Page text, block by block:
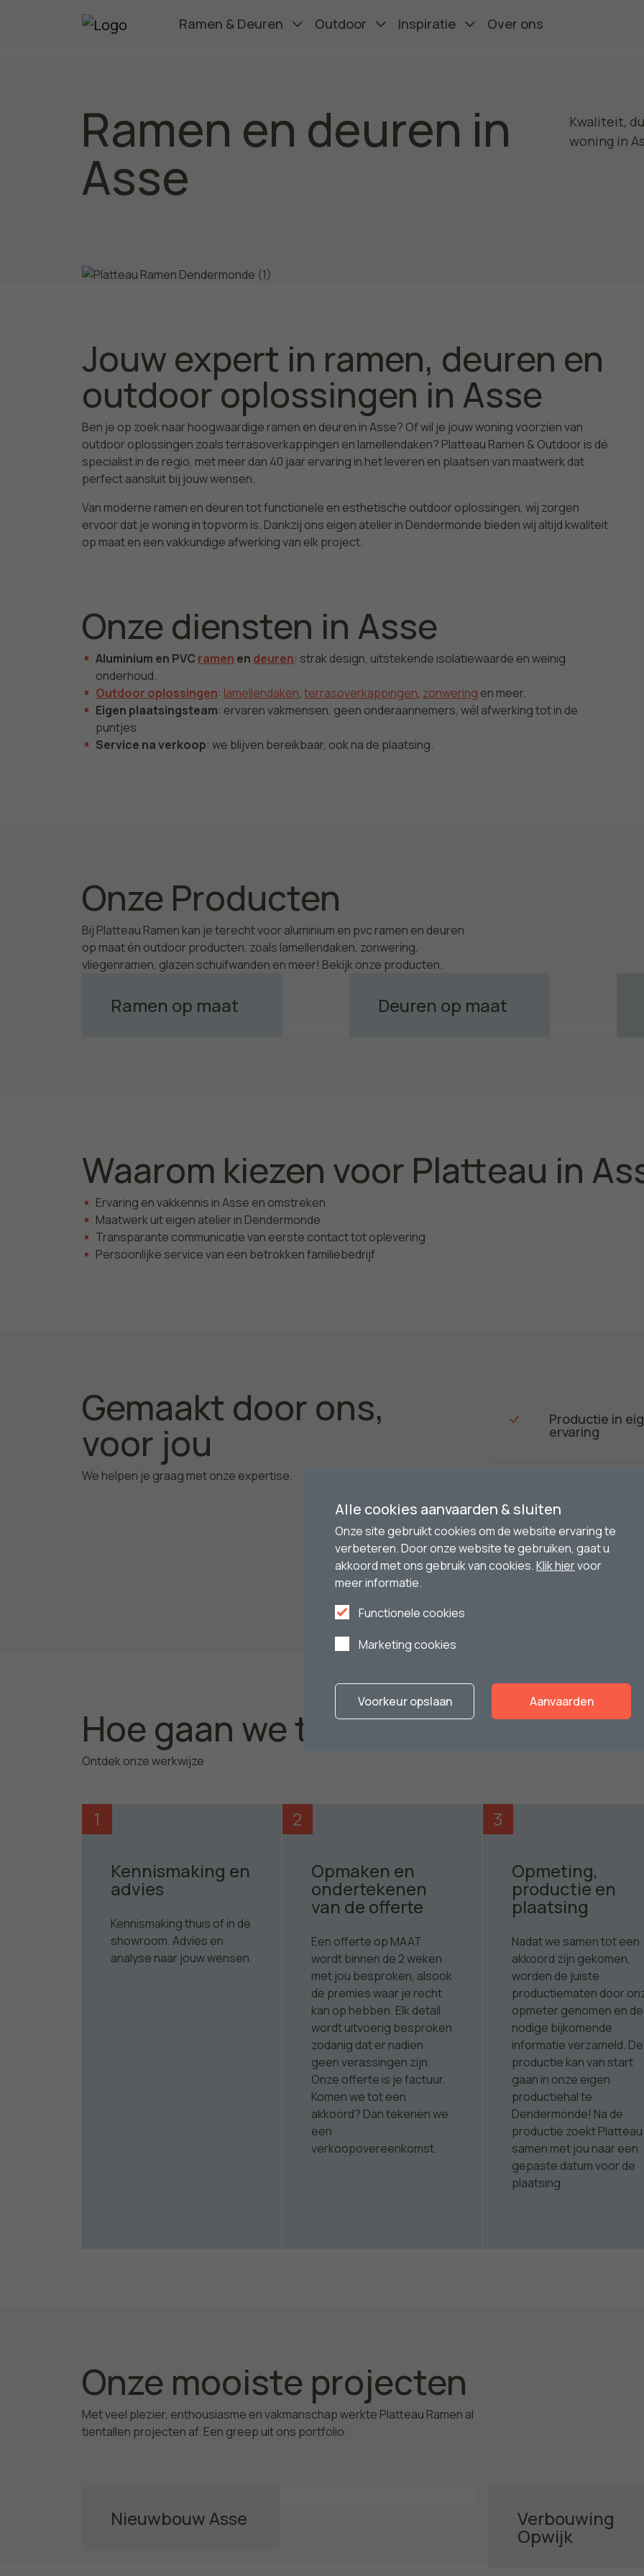
Ramen & Deuren Outdoor Inspiratie Over ons
Ramen en deuren in
Asse
Kwaliteit,
woning in
Jouw expert in ramen, deuren en
outdoor oplossingen in Asse
Ben je op zoek naar hoogwaardige ramen en deuren in Asse? Of wil je jouw woning voorzien van
outdoor oplossingen zoals terrasoverkappingen en lamellendaken? Platteau Ramen & Outdoor is dé
specialist in de regio, met meer dan 40 jaar ervaring in het leveren en plaatsen van maatwerk dat
perfect aansluit bij jouw wensen.
Van moderne ramen en deuren tot functionele en esthetische outdoor oplossingen, wij zorgen
ervoor dat je woning in topvorm is. Dankzij ons eigen atelier in Dendermonde bieden wij altijd kwaliteit
op maat en een vakkundige afwerking van elk project.
Onze diensten in Asse
Aluminium en PVCramen en deuren: strak design, uitstekende isolatiewaarde en weinig
onderhoud.
Outdoor oplossingen: lamellendaken,terrasoverkappingen, zonwering en meer.
Eigen plaatsingsteam: ervaren vakmensen, geen onderaannemers, wél afwerking tot in de
puntjes.
Service na verkoop: we blijven bereikbaar, ook na de plaatsing.
Onze Producten
Bij Platteau Ramen kan je terecht voor aluminium en pvc ramen en deuren
op maat én outdoor producten, zoals lamellendaken, zonwering,
vliegenramen, glazen schuifwanden en meer! Bekijk onze producten.
Ramen op maat Deuren op maat
Waarom kiezen voor Platteau in
Ervaring en vakkennis in Asse en omstreken
Maatwerk uit eigen atelier in Dendermonde
Transparante communicatie van eerste contact tot oplevering
Persoonlijke service van een betrokken familiebedrijf
Gemaakt door ons,
voor jou
We helpen je graag met onze expertise.
Productie in
ervaring
Hoge
Transparant
Hoe gaan we te werk?
Ontdek onze werkwijze
1
Kennismaking en
advies
Kennismaking thuis of in de
showroom. Advies en
analyse naar jouw wensen.
2
Opmaken en
ondertekenen
van de offerte
Een offerte op MAAT
wordt binnen de 2 weken
met jou besproken, alsook
de premies waar je recht
kan op hebben. Elk detail
wordt uitvoerig besproken
zodanig dat er nadien
geen verassingen zijn.
Onze offerte is je factuur.
Komen we tot een
akkoord? Dan tekenen we
een
verkoopovereenkomst.
3
Opmeting,
productie en
plaatsing
Nadat we samen tot een
akkoord zijn gekomen,
worden de juiste
productiematen door
opmeter genomen en de
nodige bijkomende
informatie verzameld. De
productie kan van start
gaan in onze eigen
productiehal te
Dendermonde! Na de
productie zoekt Platteau
samen met jou naar een
gepaste datum voor de
plaatsing.
Onze mooiste projecten
Met veel plezier, enthousiasme en vakmanschap werkte Platteau Ramen al
tientallen projecten af. Een greep uit ons portfolio:
Nieuwbouw Asse Verbouwing
Opwijk
Alle cookies aanvaarden & sluiten
Onze site gebruikt cookies om de website ervaring te
verbeteren. Door onze website te gebruiken, gaat u
akkoord met ons gebruik van cookies.Klik hiervoor
meer informatie.
Functionele cookies
Marketing cookies
Voorkeur opslaan Aanvaarden